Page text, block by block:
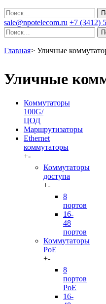
sale@npotelecom.ru +7 (3412)
Главная> Уличные
Уличные
Коммутаторы
100G/
ЦОД
Маршрутизаторы
Ethernet
коммутаторы
+-
Коммутаторы
доступа
+-
8
портов
16-
48
портов
Коммутаторы
PoE
+-
8
портов
PoE
16-